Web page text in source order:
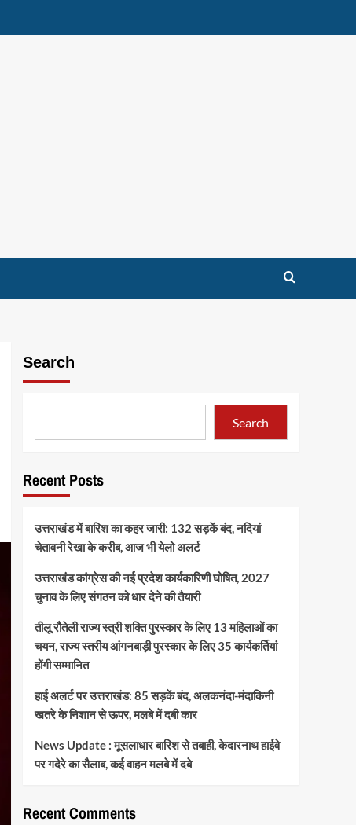
Search
Search
Recent Posts
उत्तराखंड में बारिश का कहर जारी: 132 सड़कें बंद, नदियां
चेतावनी रेखा के करीब, आज भी येलो अलर्ट
उत्तराखंड कांग्रेस की नई प्रदेश कार्यकारिणी घोषित, 2027
चुनाव के लिए संगठन को धार देने की तैयारी
तीलू रौतेली राज्य स्त्री शक्ति पुरस्कार के लिए 13 महिलाओं का
चयन, राज्य स्तरीय आंगनबाड़ी पुरस्कार के लिए 35 कार्यकर्तियां
होंगी सम्मानित
हाई अलर्ट पर उत्तराखंड: 85 सड़कें बंद, अलकनंदा-मंदाकिनी
खतरे के निशान से ऊपर, मलबे में दबी कार
News Update : मूसलाधार बारिश से तबाही, केदारनाथ हाईवे
पर गदेरे का सैलाब, कई वाहन मलबे में दबे
Recent Comments